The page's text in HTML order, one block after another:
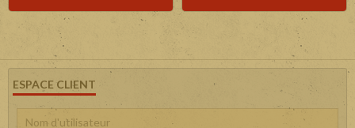
ESPACE CLIENT